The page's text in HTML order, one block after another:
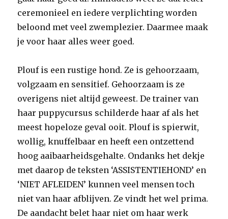
ceremonieel en iedere verplichting worden
beloond met veel zwemplezier. Daarmee maak
je voor haar alles weer goed.
Plouf is een rustige hond. Ze is gehoorzaam,
volgzaam en sensitief. Gehoorzaam is ze
overigens niet altijd geweest. De trainer van
haar puppycursus schilderde haar af als het
meest hopeloze geval ooit. Plouf is spierwit,
wollig, knuffelbaar en heeft een ontzettend
hoog aaibaarheidsgehalte. Ondanks het dekje
met daarop de teksten ‘ASSISTENTIEHOND’ en
‘NIET AFLEIDEN’ kunnen veel mensen toch
niet van haar afblijven. Ze vindt het wel prima.
De aandacht belet haar niet om haar werk